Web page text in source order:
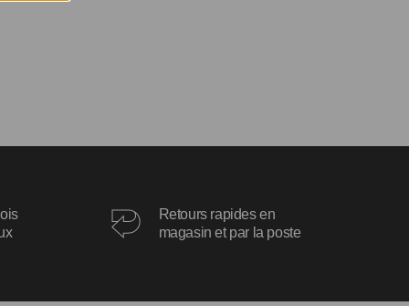
Retours rapides en
magasin et par la poste